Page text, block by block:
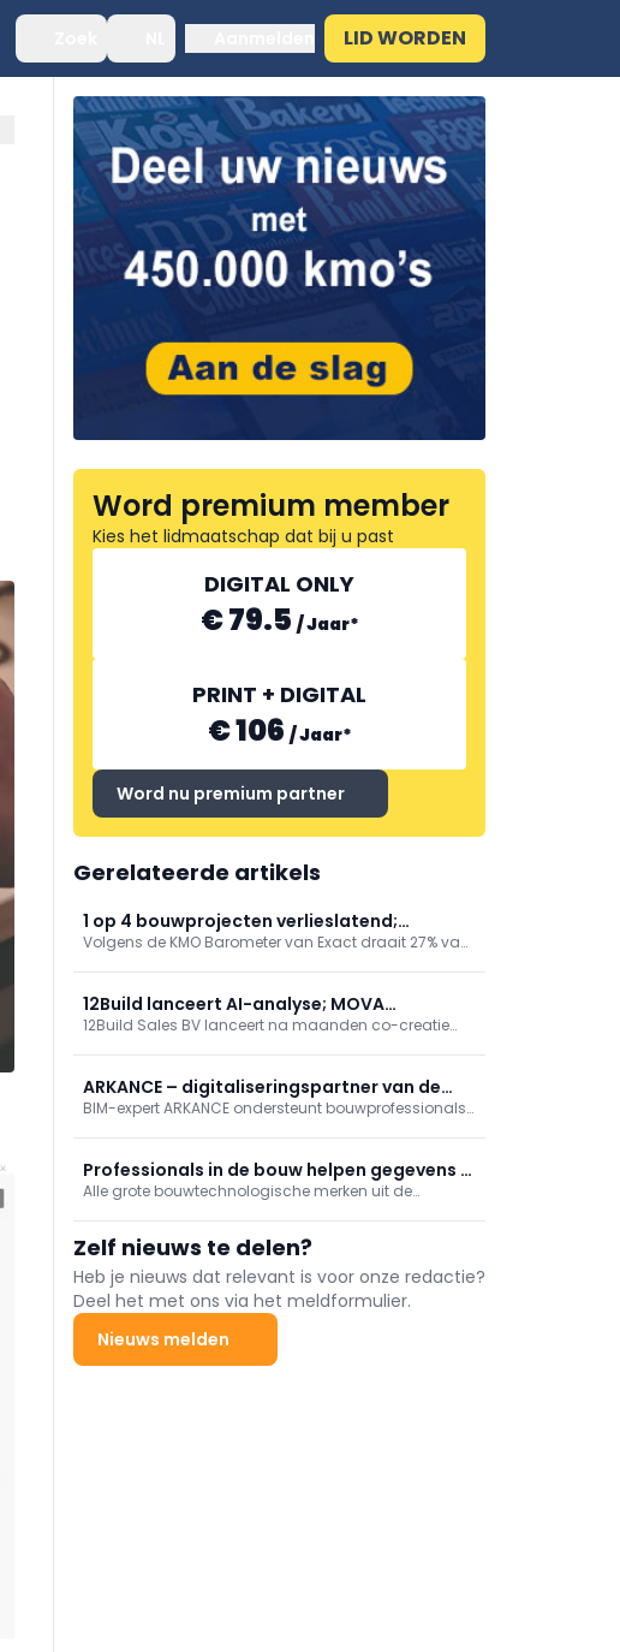
LID WORDEN
Word premium member
Kies het lidmaatschap dat bij u past
DIGITAL ONLY
€ 79.5 /Jaar*
PRINT + DIGITAL
€ 106 /Jaar*
Word nu premium partner
Gerelateerde artikels
1 op 4 bouwprojecten verlieslatend;
digitalisering biedt 10% groei
Volgens de KMO Barometer van Exact draait 27% van
verwacht met volledig project- en capaciteitszicht
circa 10% extra omzet. Inflatie en laattijdige
12Build lanceert AI-analyse; MOVA
introduceert 12-nozzle 3D-printer
12Build Sales BV lanceert na maanden co-creatie
administratieve workload merkbaar verlagen. Verder
onthult MOVA AtomForm op RAPID + TCT Boston 2026
de Palette 300, een vlaggenschip-3D-printer met
automatische nozzle-swapping via 12 spuitmonden
voor sneller en veelzijdiger printen.
ARKANCE – digitaliseringspartner van de
bouwprofessional
BIM-expert ARKANCE ondersteunt bouwprofessionals
maken, bouwen en beheren van gebouwen.
Professionals in de bouw helpen gegevens in
te zetten
Alle grote bouwtechnologische merken uit de
Geosystems, AGTEK, Xwatch, Bricsys en OxBlue.
Zelf nieuws te delen?
Heb je nieuws dat relevant is voor onze redactie?
Deel het met ons via het meldformulier.
Nieuws melden